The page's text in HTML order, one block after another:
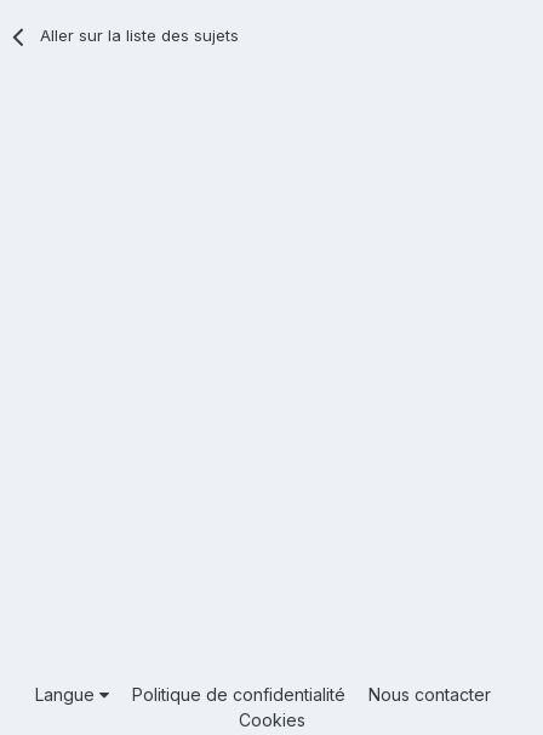
Aller sur la liste des sujets
Langue Politique de confidentialité
Nous contacter
Cookies